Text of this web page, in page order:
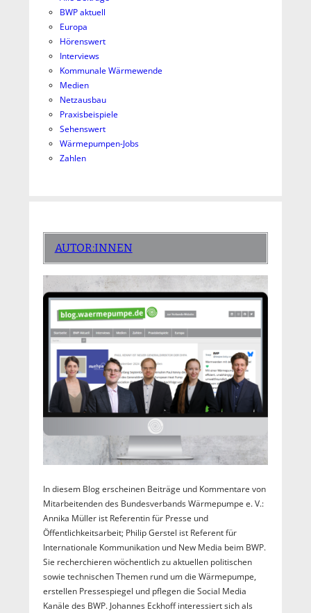
BWP aktuell
Europa
Hörenswert
Interviews
Kommunale Wärmewende
Medien
Netzausbau
Praxisbeispiele
Sehenswert
Wärmepumpen-Jobs
Zahlen
AUTOR:INNEN
In diesem Blog erscheinen Beiträge und Kommentare von
Mitarbeitenden des Bundesverbands Wärmepumpe e. V.:
Annika Müller ist Referentin für Presse und
Öffentlichkeitsarbeit; Philip Gerstel ist Referent für
Internationale Kommunikation und New Media beim BWP.
Sie recherchieren wöchentlich zu aktuellen politischen
sowie technischen Themen rund um die Wärmepumpe,
erstellen Pressespiegel und pflegen die Social Media
Kanäle des BWP. Johannes Eckhoff interessiert sich als